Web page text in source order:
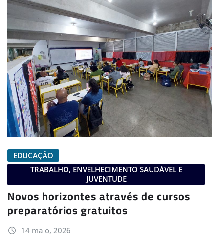
EDUCAÇÃO
TRABALHO, ENVELHECIMENTO SAUDÁVEL E
JUVENTUDE
Novos horizontes através de cursos
preparatórios gratuitos
14 maio, 2026